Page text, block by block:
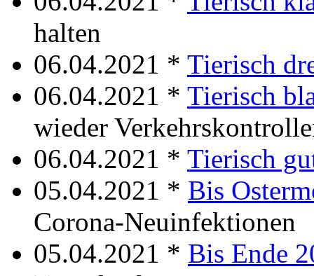
halten
06.04.2021 * Tierisch
06.04.2021 * Tierisch
wieder
06.04.2021 * Tierisch
05.04.2021 * Bis
Corona-Neuinfektionen
05.04.2021 * Bis Ende